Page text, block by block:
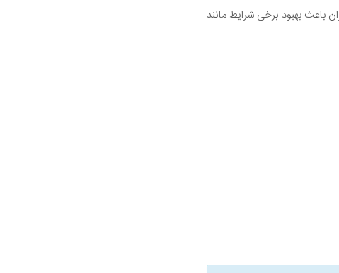
باعث بهبود برخی شرایط مانند